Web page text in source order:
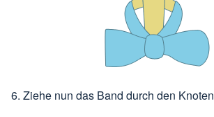
6. Ziehe nun das Band durch den Knoten